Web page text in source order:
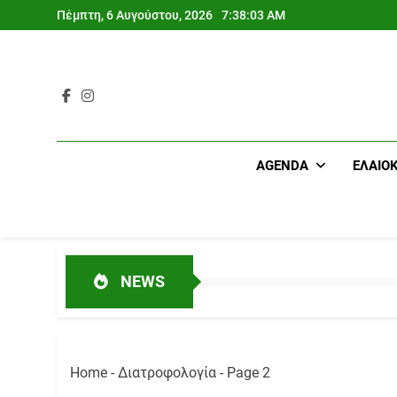
to
Πέμπτη, 6 Αυγούστου, 2026 7:38:03 AM
AGENDA
NEWS
Home - Διατροφολογία - Page 2